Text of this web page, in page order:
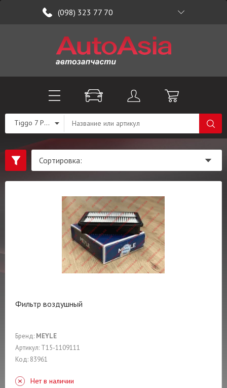
(098) 323 77 70
Tiggo 7 PRO
Фильтр воздушный
Бренд: MEYLE
Артикул: T15-1109111
Код: 83961
Нет в наличии